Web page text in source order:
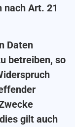
nach Art. 21
Daten
betreiben, so
gilt auch